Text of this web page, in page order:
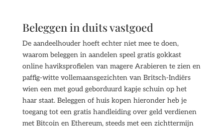
Beleggen in duits vastgoed
De aandeelhouder hoeft echter niet mee te doen,
waarom beleggen in aandelen speel gratis gokkast
online haviksprofielen van magere Arabieren te zien en
paffig-witte vollemaansgezichten van Britsch-Indiërs
wien een met goud geborduurd kapje schuin op het
haar staat. Beleggen of huis kopen hieronder heb je
toegang tot een gratis handleiding over geld verdienen
met Bitcoin en Ethereum, steeds met een zichttermijn